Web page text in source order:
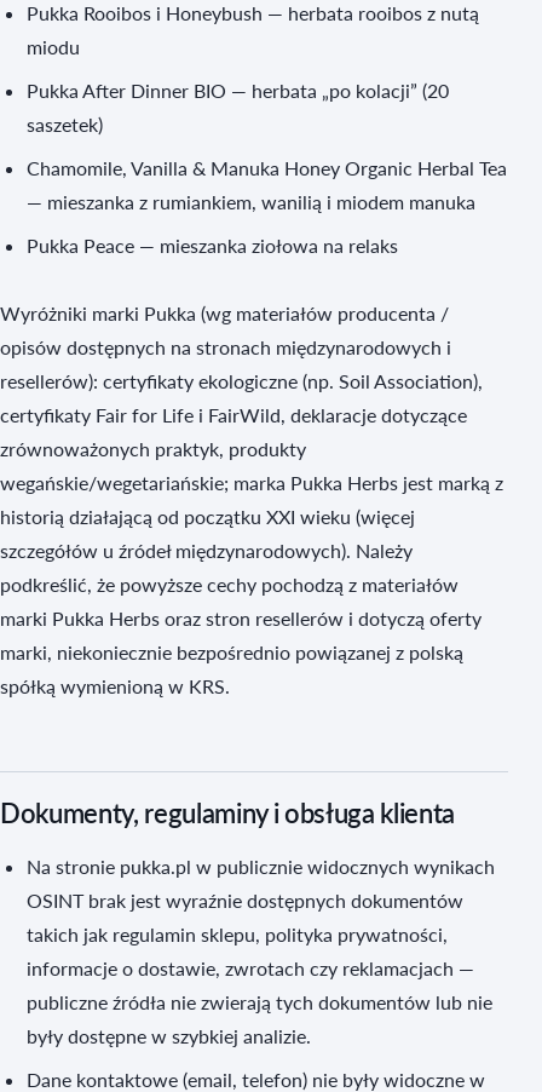
Pukka Rooibos i Honeybush — herbata rooibos z nutą
miodu
Pukka After Dinner BIO — herbata „po kolacji” (20
saszetek)
Chamomile, Vanilla & Manuka Honey Organic Herbal Tea
— mieszanka z rumiankiem, wanilią i miodem manuka
Pukka Peace — mieszanka ziołowa na relaks
Wyróżniki marki Pukka (wg materiałów producenta /
opisów dostępnych na stronach międzynarodowych i
resellerów): certyfikaty ekologiczne (np. Soil Association),
certyfikaty Fair for Life i FairWild, deklaracje dotyczące
zrównoważonych praktyk, produkty
wegańskie/wegetariańskie; marka Pukka Herbs jest marką z
historią działającą od początku XXI wieku (więcej
szczegółów u źródeł międzynarodowych). Należy
podkreślić, że powyższe cechy pochodzą z materiałów
marki Pukka Herbs oraz stron resellerów i dotyczą oferty
marki, niekoniecznie bezpośrednio powiązanej z polską
spółką wymienioną w KRS.
Dokumenty, regulaminy i obsługa klienta
Na stronie pukka.pl w publicznie widocznych wynikach
OSINT brak jest wyraźnie dostępnych dokumentów
takich jak regulamin sklepu, polityka prywatności,
informacje o dostawie, zwrotach czy reklamacjach —
publiczne źródła nie zwierają tych dokumentów lub nie
były dostępne w szybkiej analizie.
Dane kontaktowe (email, telefon) nie były widoczne w